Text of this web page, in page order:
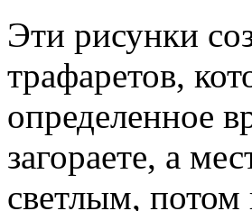
Эти рисунки
трафаретов,
определенное
загораете, а
светлым, потом